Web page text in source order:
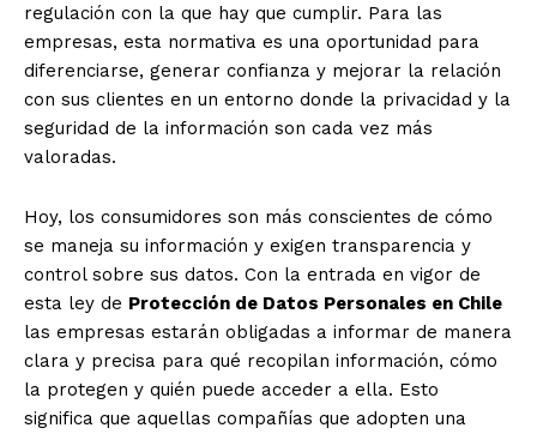
regulación con la que hay que cumplir. Para las
empresas, esta normativa es una oportunidad para
diferenciarse, generar confianza y mejorar la relación
con sus clientes en un entorno donde la privacidad y la
seguridad de la información son cada vez más
valoradas.
Hoy, los consumidores son más conscientes de cómo
se maneja su información y exigen transparencia y
control sobre sus datos. Con la entrada en vigor de
esta ley de Protección de Datos Personales en Chile
las empresas estarán obligadas a informar de manera
clara y precisa para qué recopilan información, cómo
la protegen y quién puede acceder a ella. Esto
significa que aquellas compañías que adopten una